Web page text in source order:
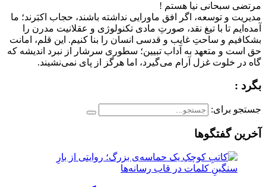
مرتضی سبحانی نیا هستم !
مدیریت و توسعه، اگر افق ماورایی نداشته باشند، حجاب اکبَرند؛ ما
آمده‌ایم تا با تیغ نقد، صورتِ مادی تکنولوژی و عقلانیت مدرن را
بشکافیم و ساحتِ غایب و قدسی انسان را بنا کنیم. این قلم، امانت
حق است و متعهد به آداب تبیین؛ سطوری سرشار از نبرد اندیشه که
گاه در خلوت غزل آرام می‌گیرد، اما هرگز از پای نمی‌نشیند.
بگرد :
جستجو برای:
آخرین گفتگوها